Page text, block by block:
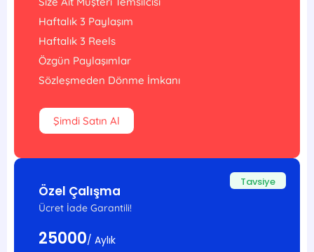
Haftalık 3 Paylaşım
Haftalık 3 Reels
Özgün Paylaşımlar
Sözleşmeden Dönme İmkanı
Şimdi Satın Al
Özel Çalışma
Tavsiye
Ücret İade Garantili!
25000/ Aylık